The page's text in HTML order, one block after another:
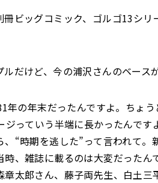
ビッグコミック、ゴルゴ13シリ
だけど、今の浦沢さんのベース
年の年末だったんですよ。ちょ
ジっていう半端に長かったんで
“時期を逃した”って言われて。
、雑誌に載るのは大変だったん
太郎さん、藤子両先生、白土三